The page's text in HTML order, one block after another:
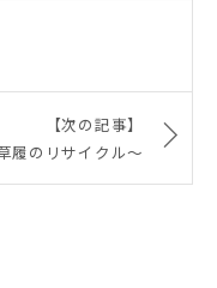
【次の記事】
履のリサイクル〜